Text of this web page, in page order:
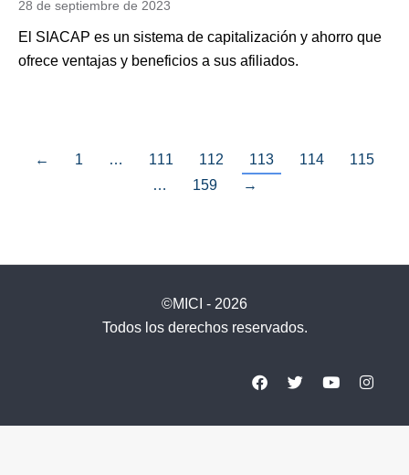
28 de septiembre de 2023
El SIACAP es un sistema de capitalización y ahorro que
ofrece ventajas y beneficios a sus afiliados.
← 1 … 111 112 113 114
115
…
159 →
©MICI - 2026
Todos los derechos reservados.